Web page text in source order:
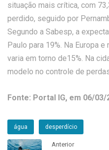
situação mais crítica, com
perdido, seguido por
Segundo a Sabesp, a
Paulo para 19%. Na Europa
varia em torno de15%. Na
modelo no controle de
Fonte: Portal IG, em 06/03/
água desperdício
Anterior